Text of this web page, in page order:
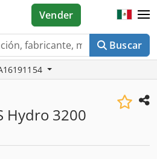
Buscar
Vender
Hydro 3200